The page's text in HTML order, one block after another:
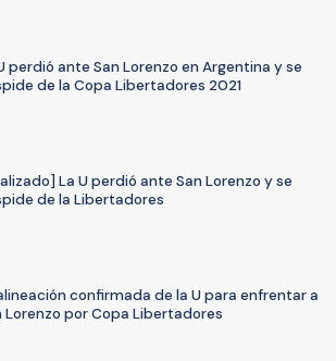
perdió ante San Lorenzo en Argentina y se
de la Copa Libertadores 2021
La U perdió ante San Lorenzo y se
de la Libertadores
confirmada de la U para enfrentar a
Lorenzo por Copa Libertadores